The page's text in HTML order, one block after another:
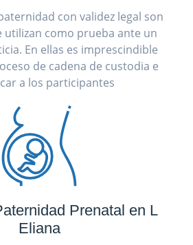
con validez legal son
utilizan como prueba ante un
En ellas es imprescindible
de cadena de custodia e
a los participantes
Prenatal en L
Eliana